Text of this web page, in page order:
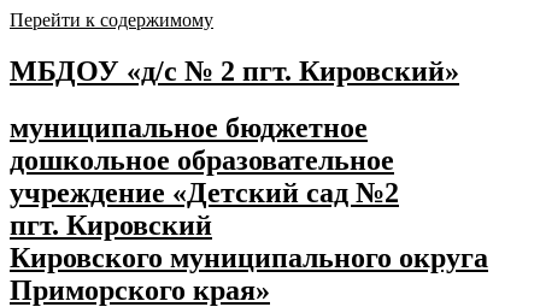
Перейти к содержимому
МБДОУ «д/с № 2 пгт. Кировский»
муниципальное бюджетное
дошкольное образовательное
учреждение «Детский сад №2
пгт. Кировский
Кировского муниципального округа
Приморского края»